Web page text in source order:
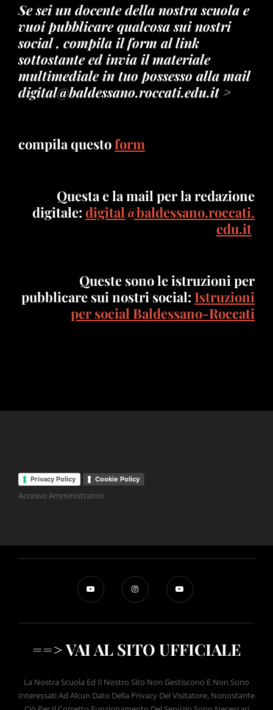
Se sei un docente della nostra scuola e
vuoi pubblicare qualcosa sui nostri
social , compila il form al link
sottostante ed invia il materiale
multimediale in tuo possesso alla mail
digital@baldessano.roccati.edu.it >
compila questoform
Questa e la mail per la redazione
digitale: digital@baldessano.roccati.
edu.it
Queste sono le istruzioni per
pubblicare sui nostri social: Istruzioni
per social Baldessano-Roccati
Privacy Policy Cookie Policy
Accesso Amministratori
==> VAI AL SITO UFFICIALE
La Nostra Scuola Ed Il Nostro Sito Non Gestiscono E Non Sono
Interessati Ad Alcun Dato Della Privacy Del Visitatore, Nonostante